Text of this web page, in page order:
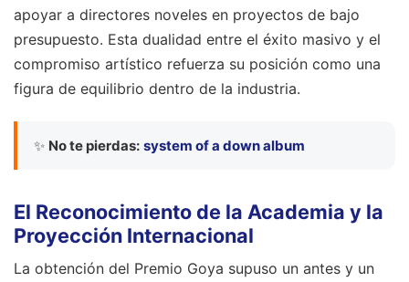
apoyar a directores noveles en proyectos de bajo
presupuesto. Esta dualidad entre el éxito masivo y el
compromiso artístico refuerza su posición como una
figura de equilibrio dentro de la industria.
✨ No te pierdas: system of a down album
El Reconocimiento de la Academia y la
Proyección Internacional
La obtención del Premio Goya supuso un antes y un